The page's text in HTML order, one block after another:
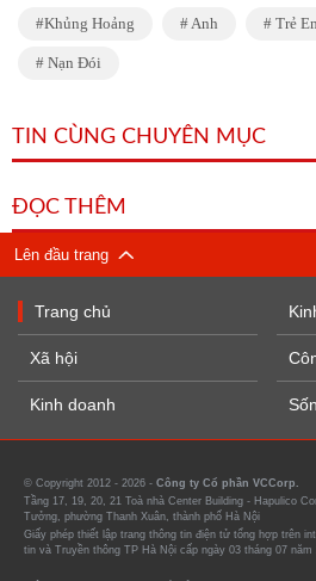
Khủng Hoảng Anh Trẻ
Nạn Đói
TIN CÙNG CHUYÊN MỤC
ĐỌC THÊM
Lên đầu trang
Trang chủ
Xã hội
Kinh doanh
© Copyright 2012 - 2026 - Công ty Cổ phần VCCorp.
Tầng 17, 19, 20, 21 Toà nhà Center Building - Hapulico
Tưởng, phường Thanh Xuân, thành phố Hà Nội
Giấy phép thiết lập trang thông tin điện tử tổng hợp trên
tin và Truyền thông TP Hà Nội cấp ngày 03 tháng 07 năm